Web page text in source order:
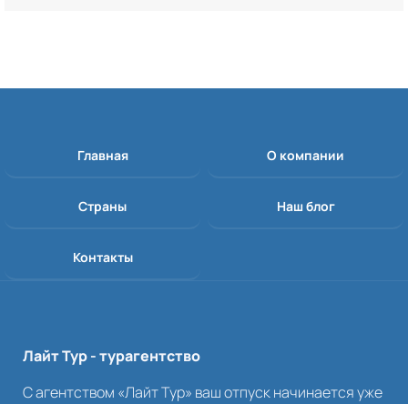
Главная О компании
Страны Наш блог
Контакты
Лайт Тур - турагентство
С агентством «Лайт Тур» ваш отпуск начинается уже